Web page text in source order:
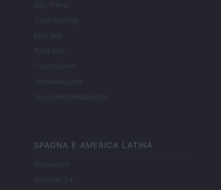
Day Travel
Tutto Gaming
ESG 365
Food Wiki
FuturoDonna
HomeMagazine
SecondHomeMagazine
SPAGNA E AMERICA LATINA
Actualidad
Finanzas 24